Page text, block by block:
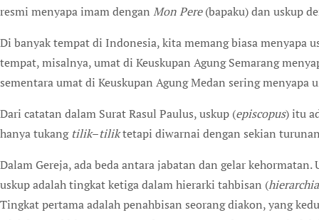
resmi menyapa imam dengan Mon Pere(bapaku) dan uskup
Di banyak tempat di Indonesia, kita memang biasa menyapa
tempat, misalnya, umat di Keuskupan Agung Semarang
sementara umat di Keuskupan Agung Medan sering menyapa
Dari catatan dalam Surat Rasul Paulus, uskup (episcopus) itu
hanya tukang tilik–tiliktetapi diwarnai dengan sekian
Dalam Gereja, ada beda antara jabatan dan gelar
uskup adalah tingkat ketiga dalam hierarki tahbisan (
Tingkat pertama adalah penahbisan seorang diakon, yang